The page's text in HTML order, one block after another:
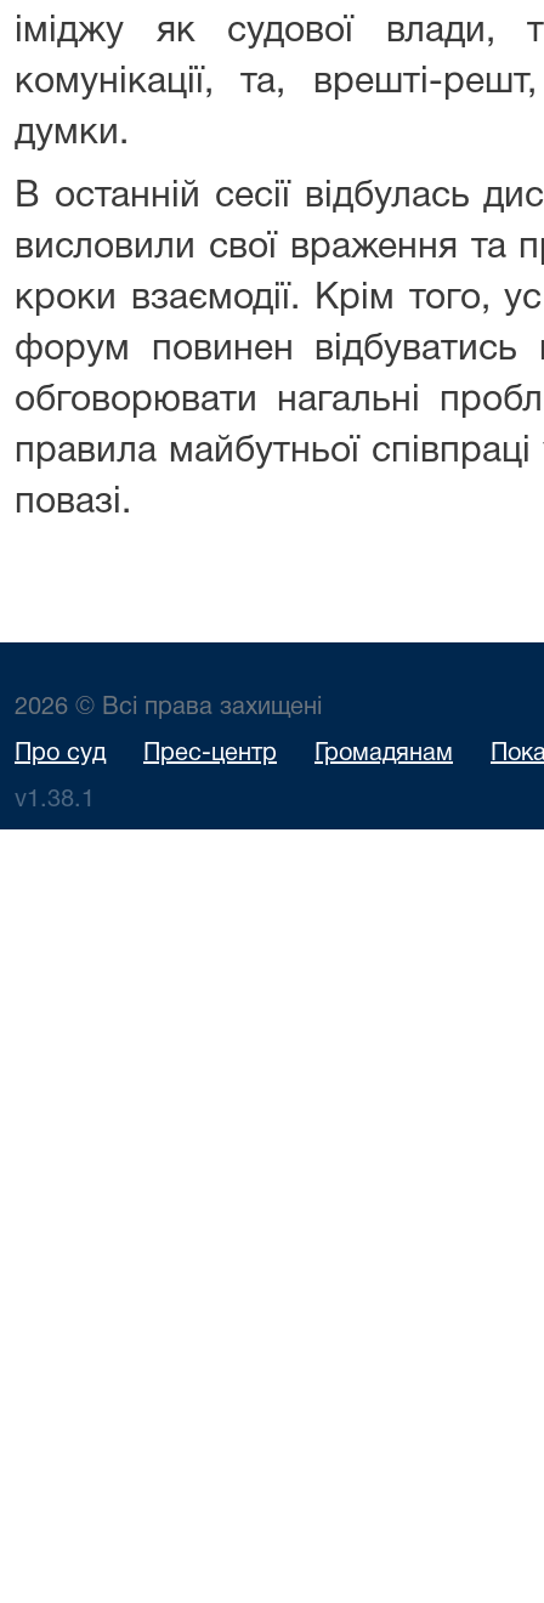
іміджу як судової влади,
комунікації, та, врешті-
думки.
В останній сесії відбулась
висловили свої враження та
кроки взаємодії. Крім того,
форум повинен
обговорювати нагальні
правила майбутньої
повазі.
2026 © Всі права захищені
Про суд Прес-центр Громадянам
v1.38.1